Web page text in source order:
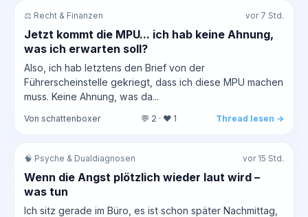
⚖️ Recht & Finanzen vor 7 Std.
Jetzt kommt die MPU... ich hab keine Ahnung,
was ich erwarten soll?
Also, ich hab letztens den Brief von der
Führerscheinstelle gekriegt, dass ich diese MPU machen
muss. Keine Ahnung, was da...
Von schattenboxer 💬 2 · ❤️ 1 Thread lesen →
🧠 Psyche & Dualdiagnosen vor 15 Std.
Wenn die Angst plötzlich wieder laut wird –
was tun
Ich sitz gerade im Büro, es ist schon später Nachmittag,